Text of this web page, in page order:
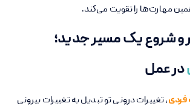
مهارت‌ها را تقویت می‌کند.
در عمل
فردی، تغییرات درونی تو تبدیل به تغییرات بیرونی